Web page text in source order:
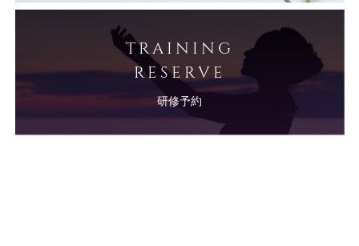
TRAINING
RESERVE
研修予約